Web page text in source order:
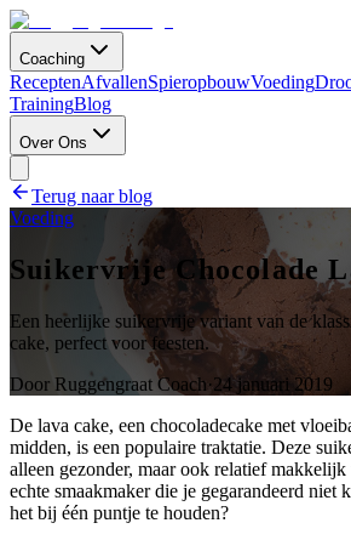
Coaching
ReceptenAfvallenSpieropbouwVoeding
TrainingBlog
Over Ons
Terug naar blog
Voeding
Suikervrije Chocolade
Een heerlijke suikervrije variant van de
cake, perfect voor feesten.
Door Ruggengraat Coach·24 januari 2019
De lava cake, een chocoladecake met
midden, is een populaire traktatie. Deze
alleen gezonder, maar ook relatief makkelijk
echte smaakmaker die je gegarandeerd niet
het bij één puntje te houden?